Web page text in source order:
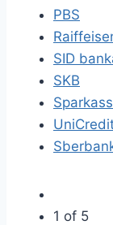
PBS
SID
SKB
1 of 5